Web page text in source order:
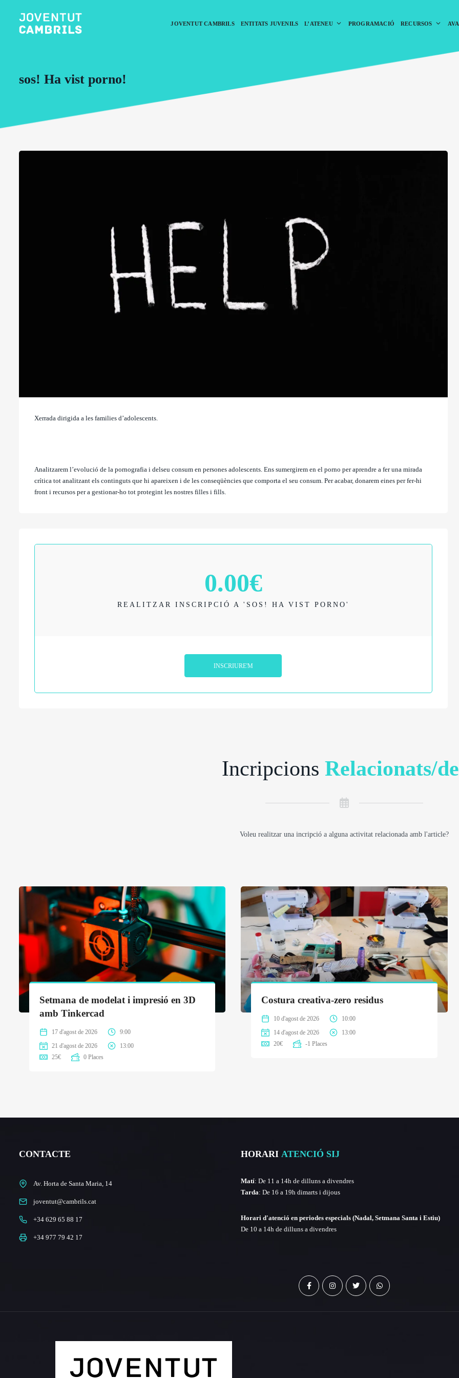
JOVENTUT CAMBRILS ENTITATS JUVENILS L’ATENEU PROGRAMACIÓ RECURSOS
sos! Ha vist porno!
Xerrada dirigida a les families d’adolescents.
Analitzarem l’evolució de la pornografia i delseu consum en persones adolescents. Ens sumergirem en el porno per aprendre a fer una mirada
crítica tot analitzant els continguts que hi apareixen i de les conseqüències que comporta el seu consum. Per acabar, donarem eines per fer-hi
front i recursos per a gestionar-ho tot protegint les nostres filles i fills.
0.00€
REALITZAR INSCRIPCIÓ A 'SOS! HA VIST PORNO'
INSCRIURE'M
Incripcions Relacionats/
Voleu realitzar una incripció a alguna activitat relacionada amb l'article?
Setmana de modelat i impresió en 3D
amb Tinkercad
17 d'agost de 2026
9:00
21 d'agost de 2026
13:00
25€ 0 Places
Costura creativa-zero residus
10 d'agost de 2026
10:00
14 d'agost de 2026
13:00
20€ -1 Places
CONTACTE
Av. Horta de Santa Maria, 14
joventut@cambrils.cat
+34 629 65 88 17
+34 977 79 42 17
HORARI ATENCIÓ SIJ
Matí: De 11 a 14h de dilluns a divendres
Tarda: De 16 a 19h dimarts i dijous
Horari d'atenció en periodes especials (Nadal, Setmana Santa i Estiu)
De 10 a 14h de dilluns a divendres